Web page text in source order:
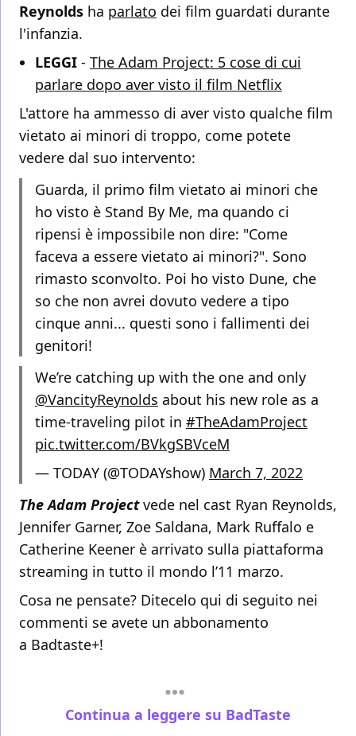
Reynolds ha parlato dei film guardati durante
l'infanzia.
LEGGI - The Adam Project: 5 cose di cui
parlare dopo aver visto il film Netflix
L'attore ha ammesso di aver visto qualche film
vietato ai minori di troppo, come potete
vedere dal suo intervento:
Guarda, il primo film vietato ai minori che
ho visto è Stand By Me, ma quando ci
ripensi è impossibile non dire: "Come
faceva a essere vietato ai minori?". Sono
rimasto sconvolto. Poi ho visto Dune, che
so che non avrei dovuto vedere a tipo
cinque anni... questi sono i fallimenti dei
genitori!
We’re catching up with the one and only
@VancityReynolds about his new role as a
time-traveling pilot in #TheAdamProject
pic.twitter.com/BVkgSBVceM
— TODAY (@TODAYshow) March 7, 2022
The Adam Project vede nel cast Ryan Reynolds,
Jennifer Garner, Zoe Saldana, Mark Ruffalo e
Catherine Keener è arrivato sulla piattaforma
streaming in tutto il mondo l’11 marzo.
Cosa ne pensate? Ditecelo qui di seguito nei
commenti se avete un abbonamento
a Badtaste+!
Continua a leggere su BadTaste